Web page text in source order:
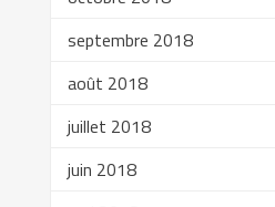
septembre 2018
août 2018
juillet 2018
juin 2018